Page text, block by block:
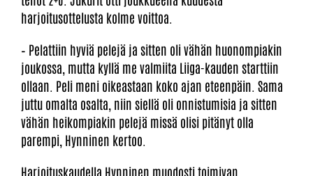
harjoitusottelusta kolme voittoa.
– Pelattiin hyviä pelejä ja sitten oli vähän huonompiakin
joukossa, mutta kyllä me valmiita Liiga-kauden starttiin
ollaan. Peli meni oikeastaan koko ajan eteenpäin. Sama
juttu omalta osalta, niin siellä oli onnistumisia ja sitten
vähän heikompiakin pelejä missä olisi pitänyt olla
parempi, Hynninen kertoo.
Harjoituskaudella Hynninen muodosti toimivan